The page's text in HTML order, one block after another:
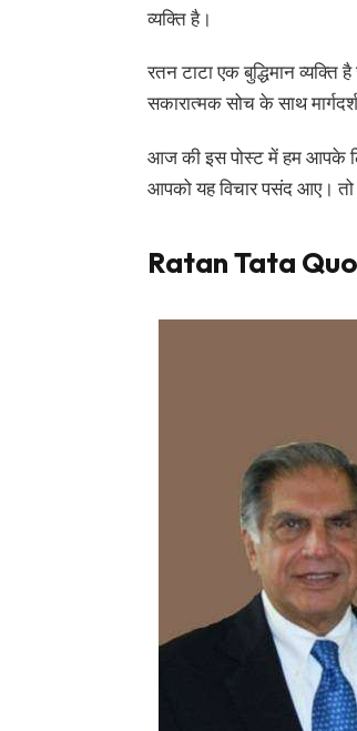
व्यक्ति है।
रतन टाटा एक बुद्धिमान
सकारात्मक सोच के साथ
आज की इस पोस्ट में हम आपके
आपको यह विचार पसंद आए।
Ratan Tata